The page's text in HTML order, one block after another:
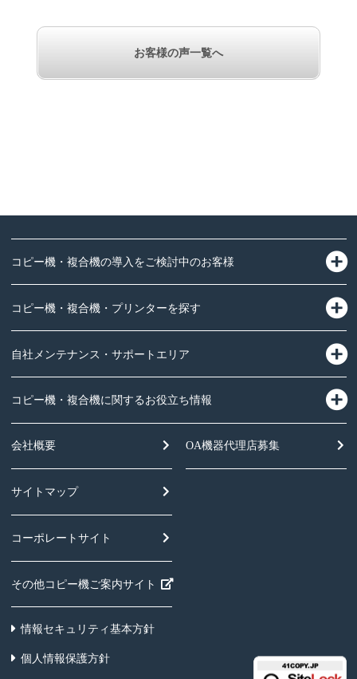
お客様の声一覧へ
コピー機・複合機の導入をご検討中のお客様
コピー機・複合機・プリンターを探す
自社メンテナンス・サポートエリア
コピー機・複合機に関するお役立ち情報
会社概要
サイトマップ
コーポレートサイト
その他コピー機ご案内サイト
OA機器代理店募集
情報セキュリティ基本方針
個人情報保護方針